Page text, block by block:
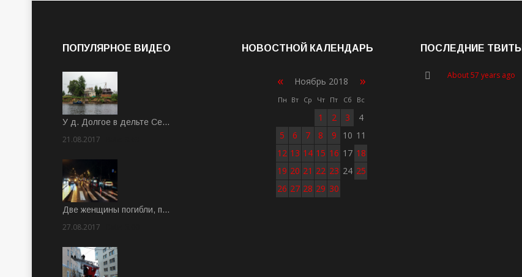
ПОПУЛЯРНОЕ ВИДЕО
У д. Долгое в дельте Се…
21.08.2017
Две женщины погибли, п…
27.08.2017
НОВОСТНОЙ КАЛЕНДАРЬ
« Ноябрь 2018 »
Пн Вт Ср Чт Пт Сб Вс
1 2 3
4
5
6 7 8 9 10 11
12 13 14 15 16 17 18
19 20 21 22 23 24 25
26 27 28 29 30
ПОСЛЕДНИЕ ТВИТЫ
About 57 years ago